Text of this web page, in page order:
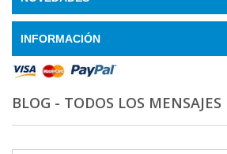
INFORMACIÓN
BLOG - TODOS LOS MENSAJES